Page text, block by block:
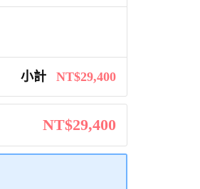
小計 NT$29,400
NT$29,400